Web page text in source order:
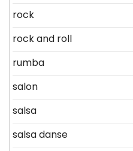
rock
rock and roll
rumba
salon
salsa
salsa danse